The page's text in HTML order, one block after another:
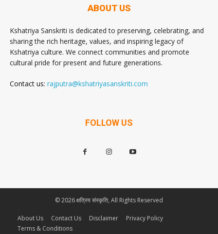
ABOUT US
Kshatriya Sanskriti is dedicated to preserving, celebrating, and
sharing the rich heritage, values, and inspiring legacy of
Kshatriya culture. We connect communities and promote
cultural pride for present and future generations.
Contact us: rajputra@kshatriyasanskriti.com
FOLLOW US
© 2026 क्षत्रिय संस्कृति, All Rights Reserved
About Us Contact Us Disclaimer
Privacy Policy
Terms & Conditions